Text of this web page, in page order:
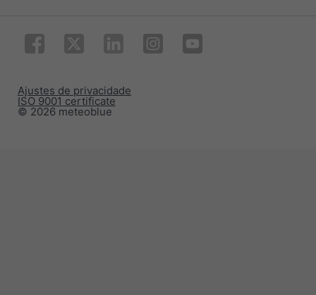
© 2026 meteoblue
ISO 9001 certificate
Ajustes de privacidade